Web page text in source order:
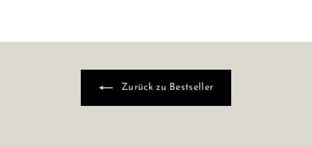
Zurück zu Bestseller